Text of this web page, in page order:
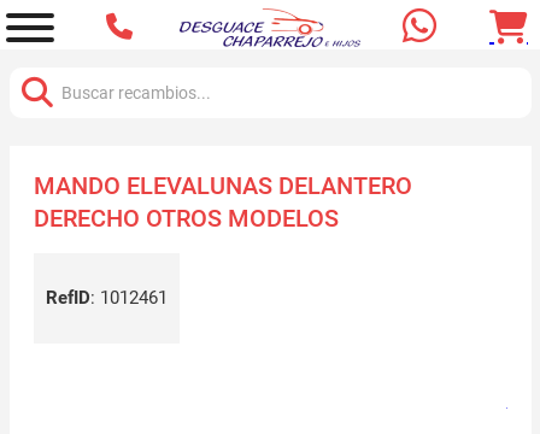
MANDO ELEVALUNAS DELANTERO
DERECHO OTROS MODELOS
RefID: 1012461